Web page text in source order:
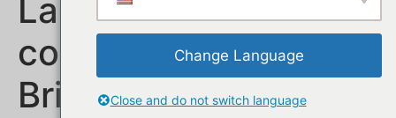
Ladies Cup 2026 é
confirmada no
Brinco de Ouro
Change Language
Close and do not switch language